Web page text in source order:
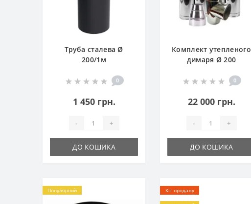
Труба сталева Ø
200/1м
0
1 450 грн.
- +
ДО КОШИКА
Комплект утепленого
димаря Ø 200
0
22 000 грн.
- +
ДО КОШИКА
Популярний Хіт продажу